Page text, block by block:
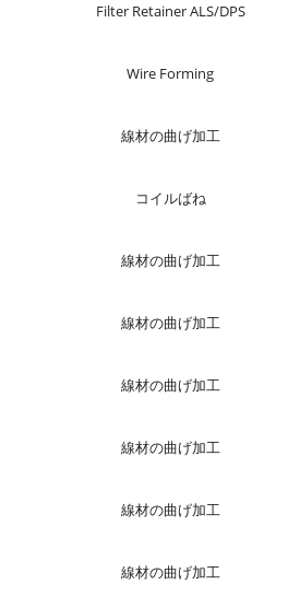
Filter Retainer ALS/DPS
Wire Forming
線材の曲げ加工
コイルばね
線材の曲げ加工
線材の曲げ加工
線材の曲げ加工
線材の曲げ加工
線材の曲げ加工
線材の曲げ加工